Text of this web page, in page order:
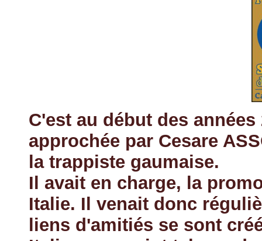
C'est au début des
approchée par Cesare
la trappiste gaumaise.
Il avait en charge, la
Italie. Il venait donc
liens d'amitiés se sont